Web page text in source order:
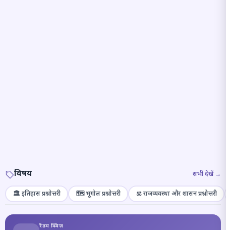
विषय सभी देखें →
🏛️ इतिहास प्रश्नोत्तरी 🗺️ भूगोल प्रश्नोत्तरी ⚖️ राजव्यवस्था और शासन प्रश्नोत्तरी
रैंडम क्विज़